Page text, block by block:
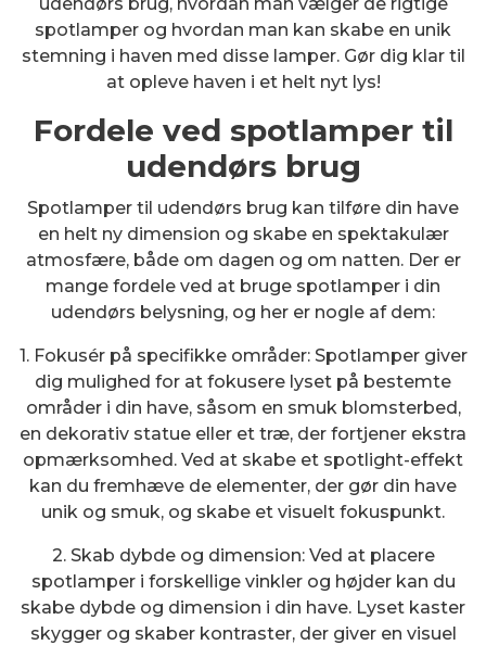
spotlamper og hvordan man kan skabe en unik
stemning i haven med disse lamper. Gør dig klar til
at opleve haven i et helt nyt lys!
Fordele ved spotlamper til
udendørs brug
Spotlamper til udendørs brug kan tilføre din have
en helt ny dimension og skabe en spektakulær
atmosfære, både om dagen og om natten. Der er
mange fordele ved at bruge spotlamper i din
udendørs belysning, og her er nogle af dem:
1. Fokusér på specifikke områder: Spotlamper giver
dig mulighed for at fokusere lyset på bestemte
områder i din have, såsom en smuk blomsterbed,
en dekorativ statue eller et træ, der fortjener ekstra
opmærksomhed. Ved at skabe et spotlight-effekt
kan du fremhæve de elementer, der gør din have
unik og smuk, og skabe et visuelt fokuspunkt.
2. Skab dybde og dimension: Ved at placere
spotlamper i forskellige vinkler og højder kan du
skabe dybde og dimension i din have. Lyset kaster
skygger og skaber kontraster, der giver en visuel